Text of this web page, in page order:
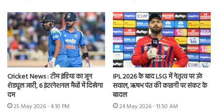
Cricket News : टीम इंडिया का जून
शेड्यूल जारी, 6 इंटरनेशनल मैचों में दिखेगा
दम
25 May 2026 - 4:10 PM
IPL 2026 के बाद LSG में नेतृत्व पर उठे
सवाल, ऋषभ पंत की कप्तानी पर संकट के
बादल
24 May 2026 - 11:50 AM